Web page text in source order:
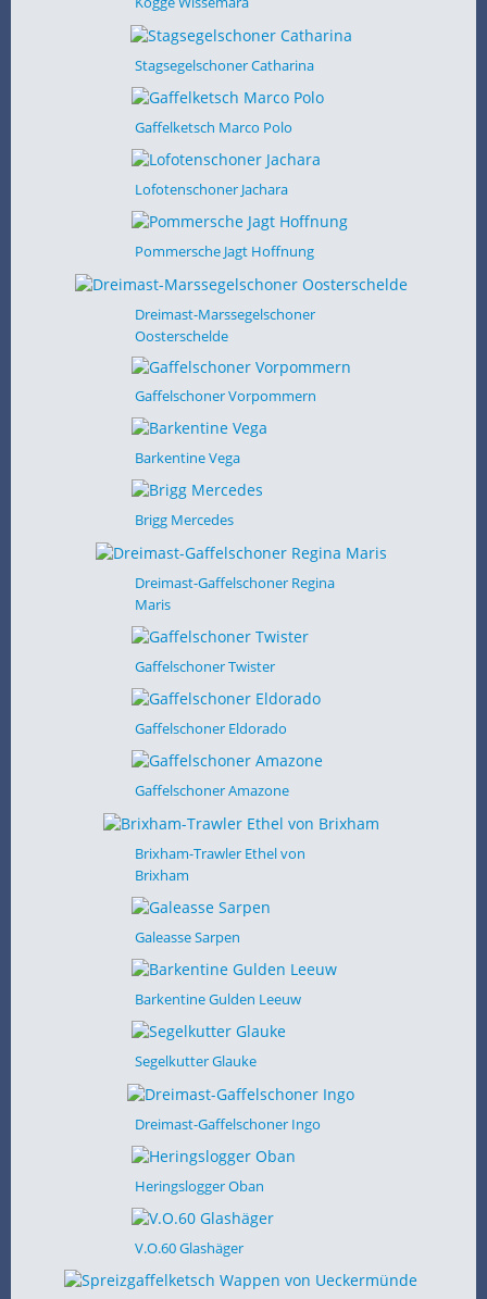
Stagsegelschoner Catharina
Gaffelketsch Marco Polo
Lofotenschoner Jachara
Pommersche Jagt Hoffnung
Dreimast-Marssegelschoner
Oosterschelde
Gaffelschoner Vorpommern
Barkentine Vega
Brigg Mercedes
Dreimast-Gaffelschoner Regina
Maris
Gaffelschoner Twister
Gaffelschoner Eldorado
Gaffelschoner Amazone
Brixham-Trawler Ethel von
Brixham
Galeasse Sarpen
Barkentine Gulden Leeuw
Segelkutter Glauke
Dreimast-Gaffelschoner Ingo
Heringslogger Oban
V.O.60 Glashäger